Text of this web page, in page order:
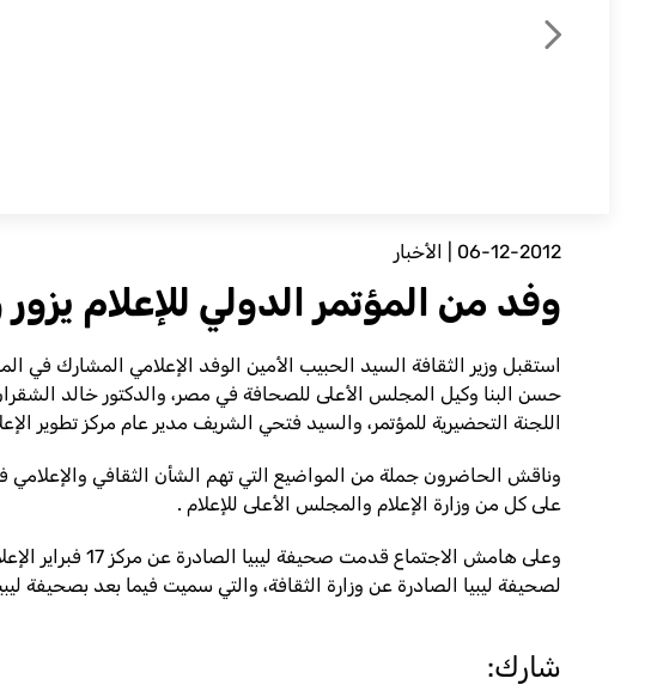
06-12-2012 الأخبار
وفد من المؤتمر الدولي للإعلام يزور
استقبل وزير الثقافة السيد الحبيب الأمين الوفد الإعلامي المشارك في
حسن البنا وكيل المجلس الأعلى للصحافة في مصر، والدكتور خالد
اللجنة التحضيرية للمؤتمر، والسيد فتحي الشريف مدير عام مركز تطوير
وناقش الحاضرون جملة من المواضيع التي تهم الشأن الثقافي والإعلامي
على كل من وزارة الإعلام والمجلس الأعلى للإعلام .
وعلى هامش
لصحيفة ليبيا الصادرة عن وزارة الثقافة، والتي سميت فيما بعد بصحيفة
شارك: